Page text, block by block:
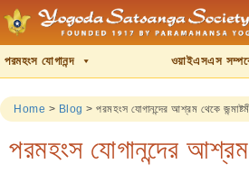
পরমহংস যোগানন্দ ওয়াইএসএস
Home > Blog > পরমহংস যোগানন্দের আশ্রম থেকে
পরমহংস যোগানন্দের